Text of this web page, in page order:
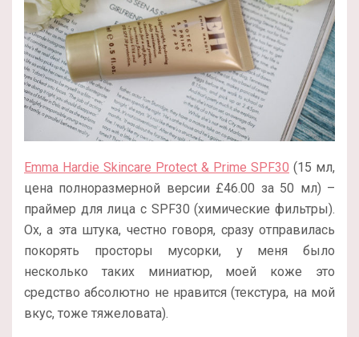
Emma Hardie Skincare Protect & Prime SPF30 (15 мл,
цена полноразмерной версии £46.00 за 50 мл) –
праймер для лица с SPF30 (химические фильтры).
Ох, а эта штука, честно говоря, сразу отправилась
покорять просторы мусорки, у меня было
несколько таких миниатюр, моей коже это
средство абсолютно не нравится (текстура, на мой
вкус, тоже тяжеловата).